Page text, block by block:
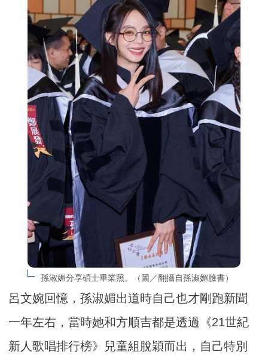
孫淑媚分享碩士畢業照。（圖／翻攝自孫淑媚臉書）
呂文婉回憶，孫淑媚出道時自己也才剛跑新聞
一年左右，當時她和方順吉都是透過《21世紀
新人歌唱排行榜》兒童組脫穎而出，自己特別